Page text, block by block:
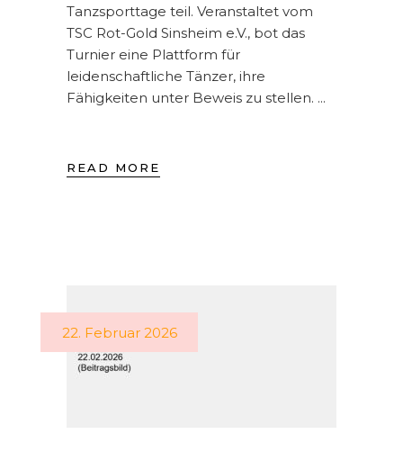
Tanzsporttage teil. Veranstaltet vom
TSC Rot-Gold Sinsheim e.V., bot das
Turnier eine Plattform für
leidenschaftliche Tänzer, ihre
Fähigkeiten unter Beweis zu stellen.
READ MORE
22. Februar 2026